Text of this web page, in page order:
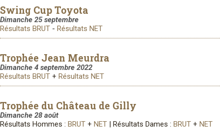
Swing Cup Toyota
Dimanche 25 septembre
Résultats BRUT - Résultats NET
Trophée Jean Meurdra
Dimanche 4 septembre 2022
Résultats BRUT + Résultats NET
Trophée du Château de Gilly
Dimanche 28 août
Résultats Hommes : BRUT + NET | Résultats Dames : BRUT + NET